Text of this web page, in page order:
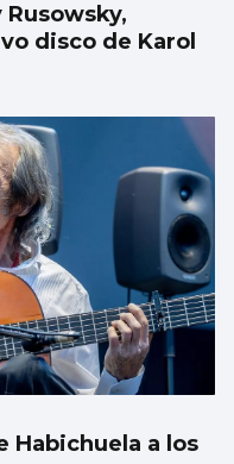
disco de Karol
Habichuela a los